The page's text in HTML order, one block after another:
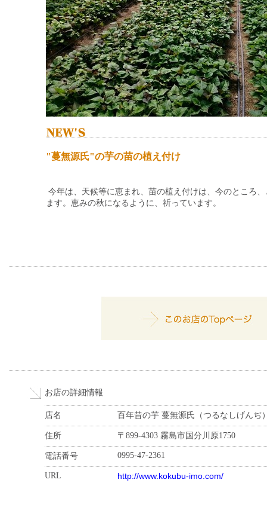
"蔓無源氏"の芋の苗の植え付け
今年は、天候等に恵まれ、苗の植え付けは、今のところ
ます。恵みの秋になるように、祈っています。
お店の詳細情報
店名 百年昔の芋 蔓無源氏（つるなしげんぢ
住所 〒899-4303 霧島市国分川原1750
電話番号 0995-47-2361
URL http://www.kokubu-imo.com/